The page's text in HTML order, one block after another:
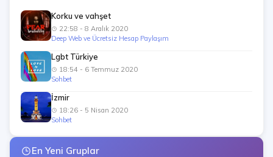
Korku ve vahşet
22:58 - 8 Aralık 2020
Deep Web ve Ücretsiz Hesap Paylaşım
Lgbt Türkiye
18:54 - 6 Temmuz 2020
Sohbet
İzmir
18:26 - 5 Nisan 2020
Sohbet
En Yeni Gruplar